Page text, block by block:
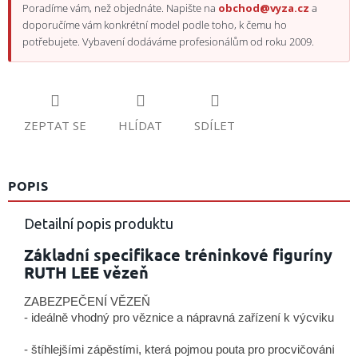
Poradíme vám, než objednáte. Napište na obchod@vyza.cz a
doporučíme vám konkrétní model podle toho, k čemu ho
potřebujete. Vybavení dodáváme profesionálům od roku 2009.
ZEPTAT SE HLÍDAT SDÍLET
POPIS
Detailní popis produktu
Základní specifikace tréninkové figuríny
RUTH LEE vězeň
ZABEZPEČENÍ VĚZEŇ
- ideálně vhodný pro věznice a nápravná zařízení k výcviku
- štíhlejšími zápěstími, která pojmou pouta pro procvičování